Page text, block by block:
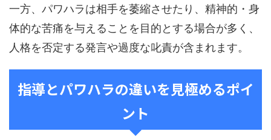
一方、パワハラは相手を萎縮させたり、精神的・身
体的な苦痛を与えることを目的とする場合が多く、
人格を否定する発言や過度な叱責が含まれます。
指導とパワハラの違いを見極めるポイ
ント